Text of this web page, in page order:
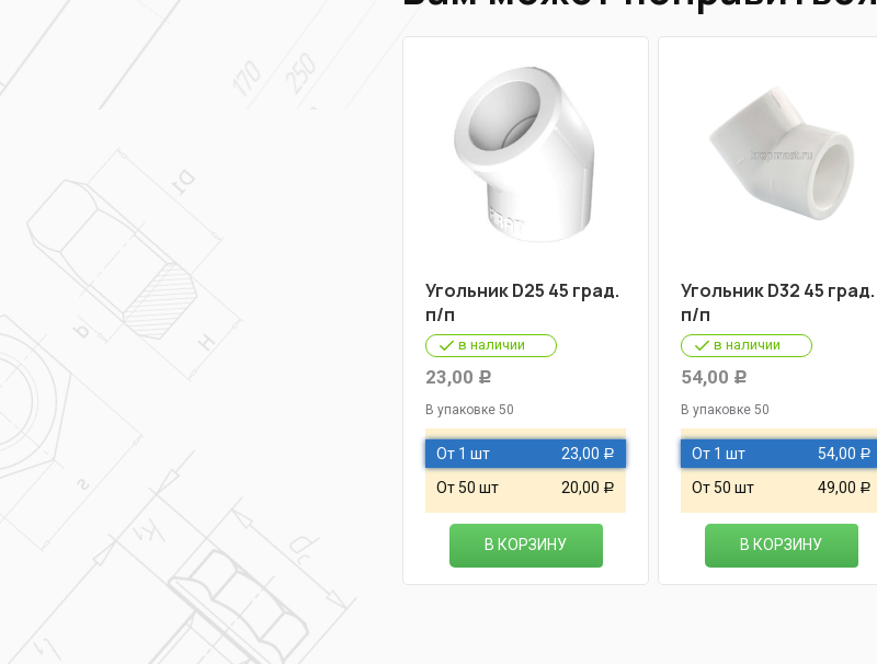
Угольник D25 45 град.
п/п
в наличии
23,00 Р
В упаковке 50
От 1 шт 23,00 Р
От 50 шт 20,00 Р
В КОРЗИНУ
Угольник D32 45 град.
п/п
в наличии
54,00 Р
В упаковке 50
От 1 шт 54,00 Р
От 50 шт 49,00 Р
В КОРЗИНУ